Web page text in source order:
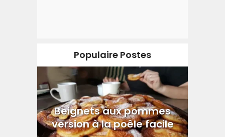
Populaire Postes
Beignets aux pommes
version à la poêle facile